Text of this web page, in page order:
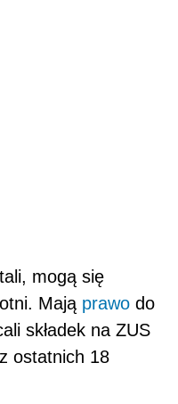
mogą się
Mają prawo do
składek na ZUS
ostatnich 18